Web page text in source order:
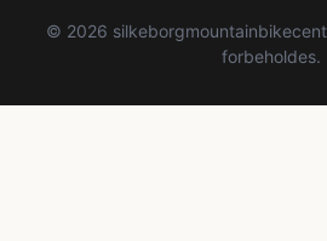
© 2026
forbeholdes.